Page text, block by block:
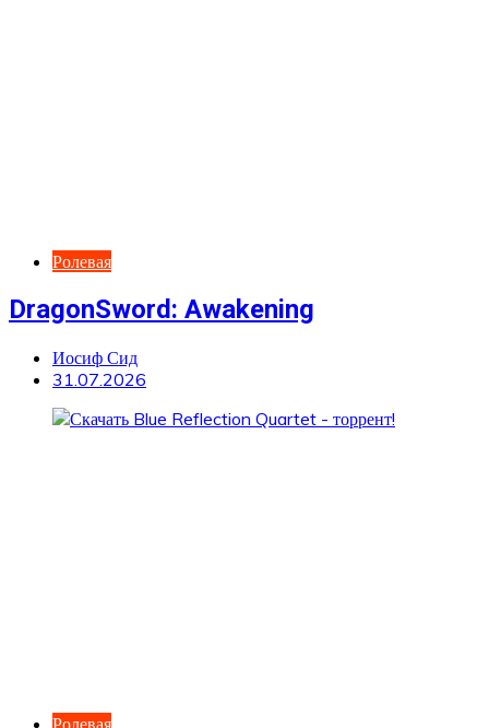
Ролевая
DragonSword: Awakening
Иосиф Сид
31.07.2026
Ролевая